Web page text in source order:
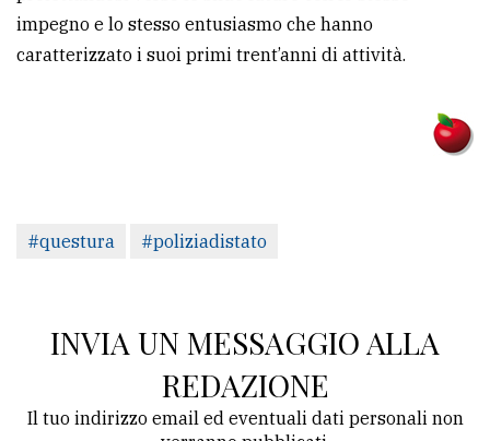
impegno e lo stesso entusiasmo che hanno
caratterizzato i suoi primi trent’anni di attività.
#questura #poliziadistato
INVIA UN MESSAGGIO ALLA
REDAZIONE
Il tuo indirizzo email ed eventuali dati personali non